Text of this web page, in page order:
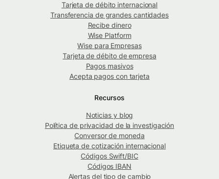
Tarjeta de débito internacional
Transferencia de grandes cantidades
Recibe dinero
Wise Platform
Wise para Empresas
Tarjeta de débito de empresa
Pagos masivos
Acepta pagos con tarjeta
Recursos
Noticias y blog
Política de privacidad de la investigación
Conversor de moneda
Etiqueta de cotización internacional
Códigos Swift/BIC
Códigos IBAN
Alertas del tipo de cambio